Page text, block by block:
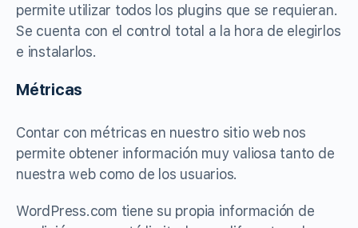
permite utilizar todos los plugins que se requieran.
Se cuenta con el control total a la hora de elegirlos
e instalarlos.
Métricas
Contar con métricas en nuestro sitio web nos
permite obtener información muy valiosa tanto de
nuestra web como de los usuarios.
WordPress.com tiene su propia información de